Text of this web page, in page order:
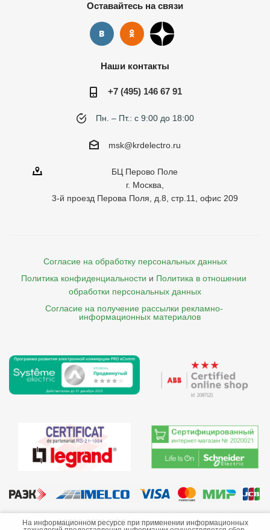
Оставайтесь на связи
Наши контакты
+7 (495) 146 67 91
Пн. – Пт.: с 9:00 до 18:00
msk@krdelectro.ru
БЦ Перово Поле
г. Москва,
3-й проезд Перова Поля, д.8, стр.11, офис 209
Согласие на обработку персональных данных
Политика конфиденциальности и Политика в отношении
обработки персональных данных
Согласие на получение рассылки рекламно-
    информационных материалов
©2013-2026 ООО «Краснодарэлектро»
На информационном ресурсе при применении информационных